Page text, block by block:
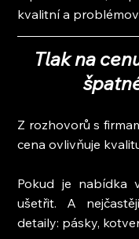
kvalitní a
Tlak na
Z rozhovorů s
cena ovlivňuje
Pokud je nabídka
ušetřit. A
detaily: pásky,